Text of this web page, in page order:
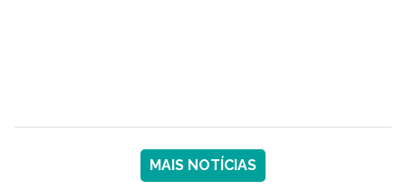
MAIS NOTÍCIAS